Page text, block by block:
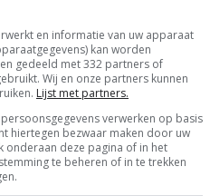
waarvan de
CNN,
Adult Swim,
en België deel
die dit jaar nog
goedkopere
en informatie van uw apparaat
kan worden
gedeeld met 332 partners of
Wij en onze partners kunnen
Lijst met partners.
verwerken op basis
hiertegen bezwaar maken door uw
deze pagina of in het
te beheren of in te trekken